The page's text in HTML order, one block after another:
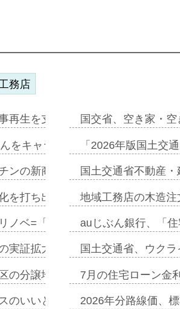
務店
再生を支援=スポンサー契約…
をキャラクターに起用…
ンの新商品=「ファミーレキ…
を打ち出す=年内にも城南エ…
ノベ=「職住遊」融合型の賃…
実証拡大へ=ガーデンカフェ…
の分譲地開発で初協業=お互…
のいいとこどりのコリビング…
国交省、空き家・
「2026年版国土交
国土交通省不動産
地域工務店の木造
auじぶん銀行、「
国土交通省、ウク
7月の住宅ローン金
2026年分路線価、